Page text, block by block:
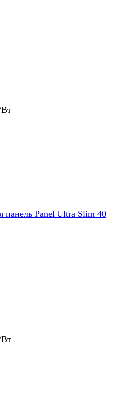
Вт
панель Panel Ultra Slim 40
Вт